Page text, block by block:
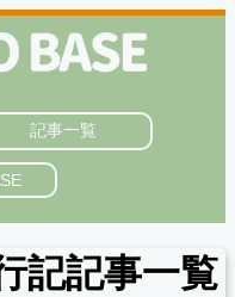
記事一覧
記記事一覧